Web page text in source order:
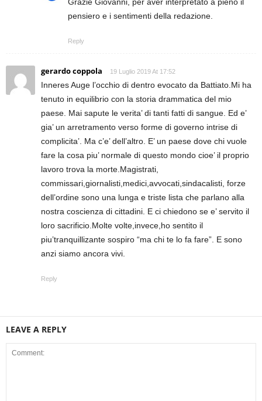
pensiero e i sentimenti della redazione.
Reply
gerardo coppola 19 Luglio 2019 At 17:52
Inneres Auge l’occhio di dentro evocato da Battiato.Mi ha
tenuto in equilibrio con la storia drammatica del mio
paese. Mai sapute le verita’ di tanti fatti di sangue. Ed e’
gia’ un arretramento verso forme di governo intrise di
complicita’. Ma c’e’ dell’altro. E’ un paese dove chi vuole
fare la cosa piu’ normale di questo mondo cioe’ il proprio
lavoro trova la morte.Magistrati,
commissari,giornalisti,medici,avvocati,sindacalisti, forze
dell’ordine sono una lunga e triste lista che parlano alla
nostra coscienza di cittadini. E ci chiedono se e’ servito il
loro sacrificio.Molte volte,invece,ho sentito il
piu’tranquillizante sospiro “ma chi te lo fa fare”. E sono
anzi siamo ancora vivi.
Reply
LEAVE A REPLY